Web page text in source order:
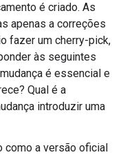
é criado. As
apenas a correções
fazer um cherry-pick,
às seguintes
é essencial e
Qual é a
introduzir uma
como a versão oficial